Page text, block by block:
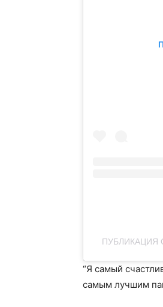
ПУБЛИКАЦИЯ
“Я самый
самым лучшим